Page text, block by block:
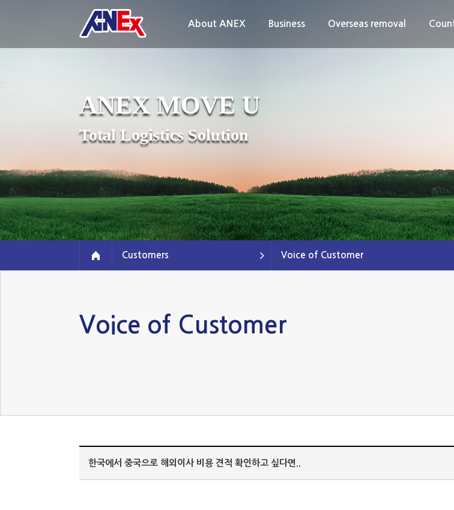
ANEX MOVE U
Total Logistics Solution
About ANEX Business Overseas removal
Customers Voice of Customer
Voice of Customer
한국에서 중국으로 해외이사 비용 견적 확인하고 싶다면..